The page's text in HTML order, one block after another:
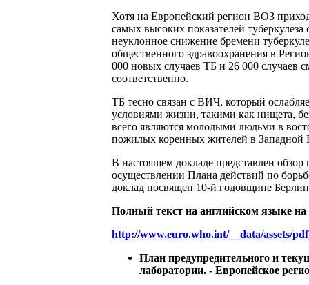
Хотя на Европейский регион ВОЗ
самых высоких показателей
неуклонное снижение бремени
общественного здравоохранения в
000 новых случаев ТБ и 26 000 случаев
соответственно.
ТБ тесно связан с ВИЧ, который
условиями жизни, такими как нищета,
всего являются молодыми людьми в
пожилых коренных жителей в Западной
В настоящем докладе представлен
осуществлении Плана действий по
доклад посвящен 10-й годовщине
Полный текст на английском языке
http://www.euro.who.int/__data/assets/
План предупредительного и
лаборатории. - Европейское